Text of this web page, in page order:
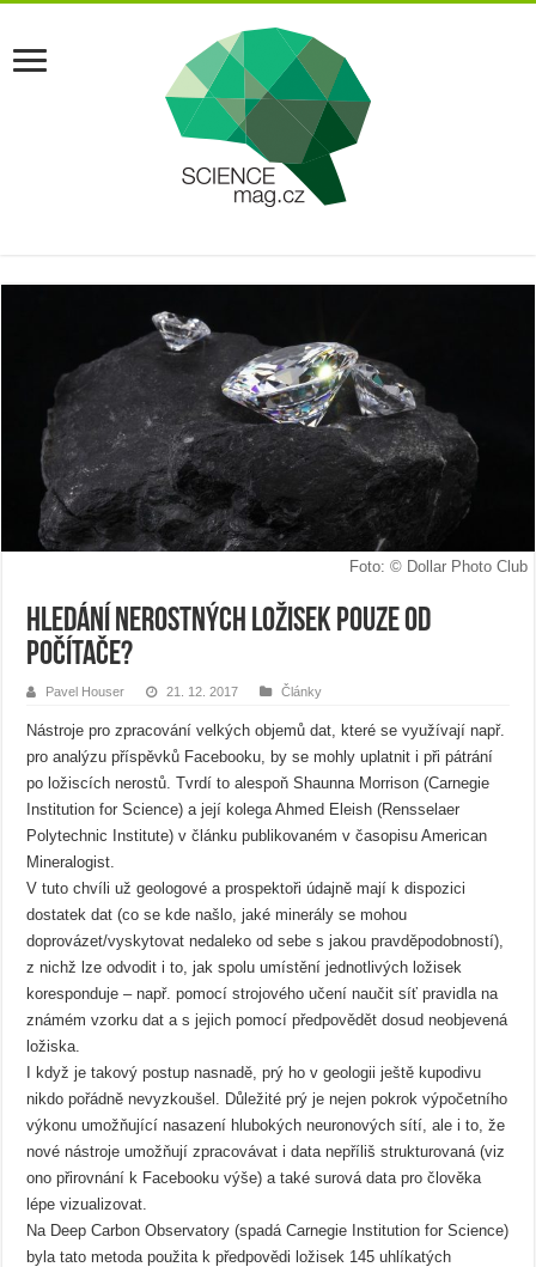
Foto: © Dollar Photo Club
Hledání nerostných ložisek pouze od
počítače?
Pavel Houser 21. 12. 2017 Články
Nástroje pro zpracování velkých objemů dat, které se využívají např.
pro analýzu příspěvků Facebooku, by se mohly uplatnit i při pátrání
po ložiscích nerostů. Tvrdí to alespoň Shaunna Morrison (Carnegie
Institution for Science) a její kolega Ahmed Eleish (Rensselaer
Polytechnic Institute) v článku publikovaném v časopisu American
Mineralogist.
V tuto chvíli už geologové a prospektoři údajně mají k dispozici
dostatek dat (co se kde našlo, jaké minerály se mohou
doprovázet/vyskytovat nedaleko od sebe s jakou pravděpodobností),
z nichž lze odvodit i to, jak spolu umístění jednotlivých ložisek
koresponduje – např. pomocí strojového učení naučit síť pravidla na
známém vzorku dat a s jejich pomocí předpovědět dosud neobjevená
ložiska.
I když je takový postup nasnadě, prý ho v geologii ještě kupodivu
nikdo pořádně nevyzkoušel. Důležité prý je nejen pokrok výpočetního
výkonu umožňující nasazení hlubokých neuronových sítí, ale i to, že
nové nástroje umožňují zpracovávat i data nepříliš strukturovaná (viz
ono přirovnání k Facebooku výše) a také surová data pro člověka
lépe vizualizovat.
Na Deep Carbon Observatory (spadá Carnegie Institution for Science)
byla tato metoda použita k předpovědi ložisek 145 uhlíkatých